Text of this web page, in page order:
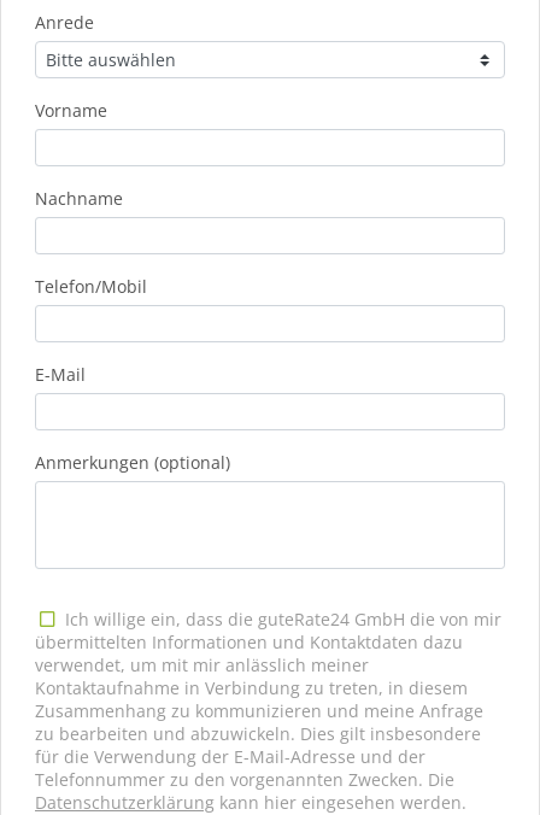
Anrede
Vorname
Nachname
Telefon/Mobil
E-Mail
Anmerkungen (optional)
Ich willige ein, dass die guteRate24 GmbH die von mir
übermittelten Informationen und Kontaktdaten dazu
verwendet, um mit mir anlässlich meiner
Kontaktaufnahme in Verbindung zu treten, in diesem
Zusammenhang zu kommunizieren und meine Anfrage
zu bearbeiten und abzuwickeln. Dies gilt insbesondere
für die Verwendung der E-Mail-Adresse und der
Telefonnummer zu den vorgenannten Zwecken. Die
Datenschutzerklärung kann hier eingesehen werden.